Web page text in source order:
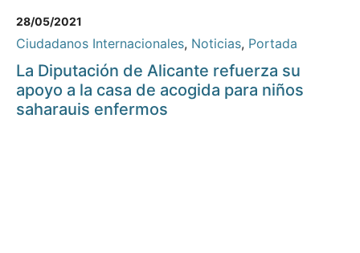
28/05/2021
Ciudadanos Internacionales, Noticias, Portada
La Diputación de Alicante refuerza su
apoyo a la casa de acogida para niños
saharauis enfermos